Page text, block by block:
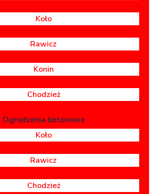
Koło
Rawicz
Konin
Chodzież
Ogrodzenia betonowe
Koło
Rawicz
Chodzież